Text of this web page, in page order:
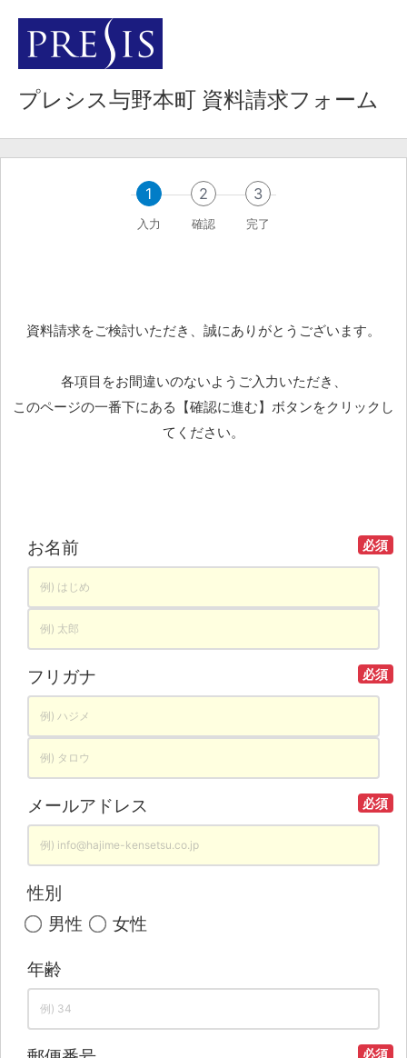
プレシス与野本町 資料請求フォーム
1
入力
2
確認
3
完了
資料請求をご検討いただき、誠にありがとうございます。
各項目をお間違いのないようご入力いただき、
このページの一番下にある【確認に進む】ボタンをクリックし
てください。
お名前 必須
フリガナ 必須
メールアドレス 必須
性別
男性
女性
年齢
必須